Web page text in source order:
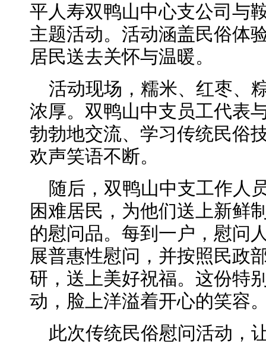
平人寿双鸭山中心支公司与
主题活动。活动涵盖民俗体
居民送去关怀与温暖。
活动现场，糯米、红枣、
浓厚。双鸭山中支员工代表
勃勃地交流、学习传统民俗
欢声笑语不断。
随后，双鸭山中支工作人
困难居民，为他们送上新鲜
的慰问品。每到一户，慰问
展普惠性慰问，并按照民政
研，送上美好祝福。这份特
动，脸上洋溢着开心的笑容
此次传统民俗慰问活动，